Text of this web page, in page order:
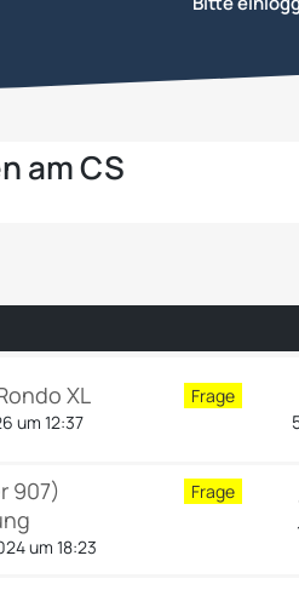
am CS
Frage
XL
um 12:37
Frage
907)
um 18:23